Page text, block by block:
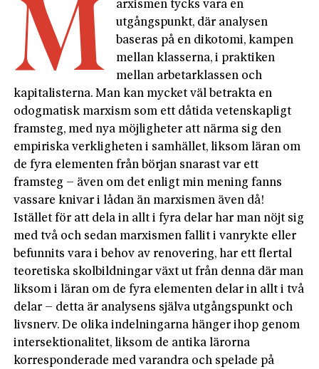
M
arxismen tycks vara en
utgångspunkt, där analysen
baseras på en dikotomi, kampen
mellan klasserna, i praktiken
mellan arbetarklassen och
kapitalisterna. Man kan mycket väl betrakta en
odogmatisk marxism som ett dåtida vetenskapligt
framsteg, med nya möjligheter att närma sig den
empiriska verkligheten i samhället, liksom läran om
de fyra elementen från början snarast var ett
framsteg – även om det enligt min mening fanns
vassare knivar i lådan än marxismen även då!
Istället för att dela in allt i fyra delar har man nöjt sig
med två och sedan marxismen fallit i vanrykte eller
befunnits vara i behov av renovering, har ett flertal
teoretiska skolbildningar växt ut från denna där man
liksom i läran om de fyra elementen delar in allt i två
delar – detta är analysens själva utgångspunkt och
livsnerv. De olika indelningarna hänger ihop genom
intersektionalitet, liksom de antika lärorna
korresponderade med varandra och spelade på